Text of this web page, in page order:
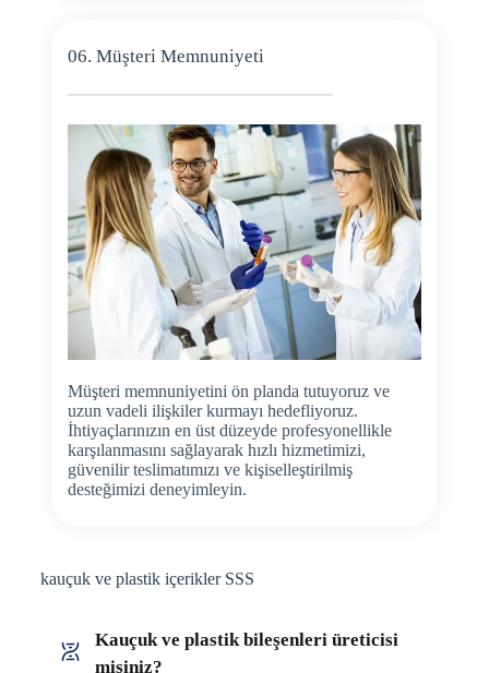
06. Müşteri Memnuniyeti
Müşteri memnuniyetini ön planda tutuyoruz ve
uzun vadeli ilişkiler kurmayı hedefliyoruz.
İhtiyaçlarınızın en üst düzeyde profesyonellikle
karşılanmasını sağlayarak hızlı hizmetimizi,
güvenilir teslimatımızı ve kişiselleştirilmiş
desteğimizi deneyimleyin.
kauçuk ve plastik içerikler SSS
Kauçuk ve plastik bileşenleri üreticisi
misiniz?